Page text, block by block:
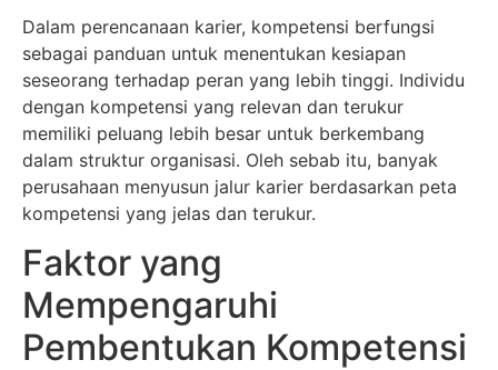
Dalam perencanaan karier, kompetensi berfungsi
sebagai panduan untuk menentukan kesiapan
seseorang terhadap peran yang lebih tinggi. Individu
dengan kompetensi yang relevan dan terukur
memiliki peluang lebih besar untuk berkembang
dalam struktur organisasi. Oleh sebab itu, banyak
perusahaan menyusun jalur karier berdasarkan peta
kompetensi yang jelas dan terukur.
Faktor yang
Mempengaruhi
Pembentukan Kompetensi